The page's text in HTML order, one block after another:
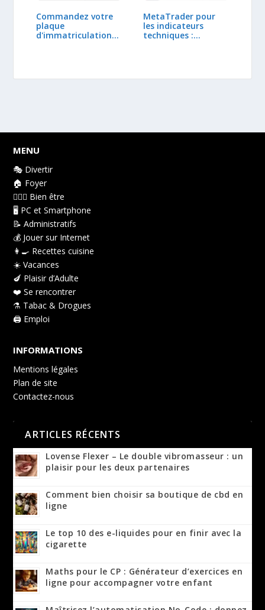
Commandez votre
plaque
d'immatriculation
MetaTrader pour
les indicateurs
techniques :…
MENU
🎭 Divertir
🏠 Foyer
👩🏻‍⚕️ Bien être
🖥️ PC et Smartphone
📝 Administratifs
💰 Jouer sur Internet
👩‍🍳 Recettes cuisine
☀️ Vacances
🍆 Plaisir d’Adulte
❤️ Se rencontrer
⚗️ Tabac & Drogues
🖨️ Emploi
INFORMATIONS
Mentions légales
Plan de site
Contactez-nous
ARTICLES RÉCENTS
Lovense Flexer – Le double vibromasseur : un
plaisir pour les deux partenaires
Comment bien choisir sa boutique de cbd en
ligne
Le top 10 des e-liquides pour en finir avec la
cigarette
Maths pour le CP : Générateur d’exercices en
ligne pour accompagner votre enfant